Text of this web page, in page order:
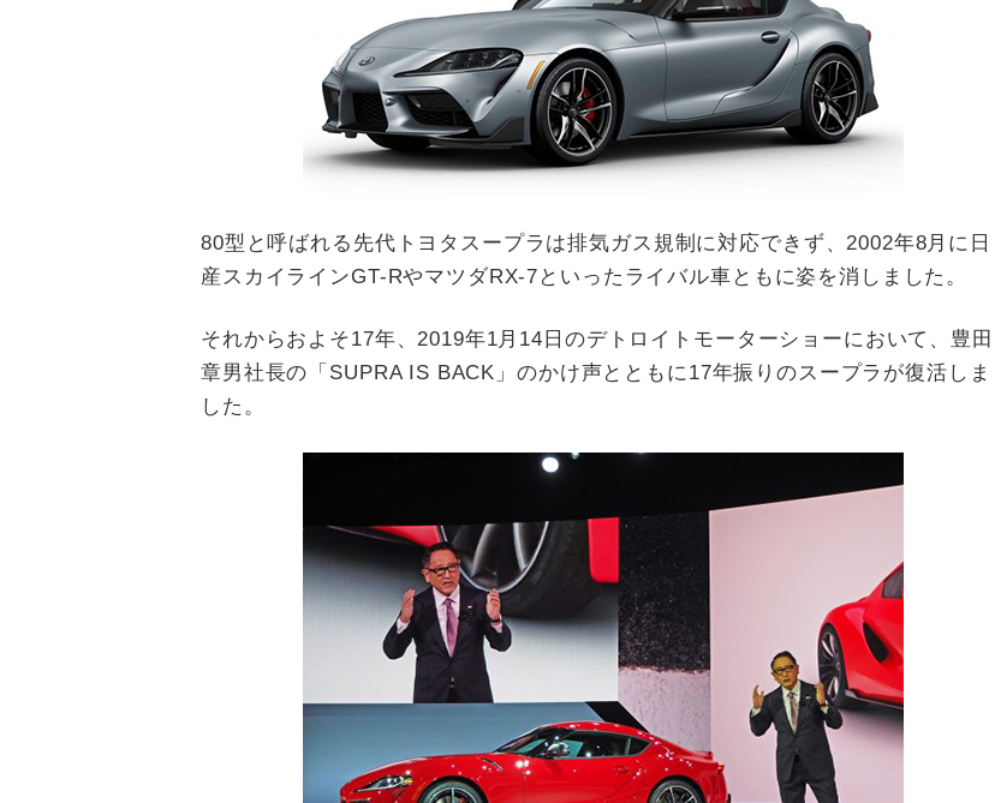
80型と呼ばれる先代トヨタスープラは排気ガス規制に対応できず、2002年8月に日
産スカイラインGT-RやマツダRX-7といったライバル車ともに姿を消しました。
それからおよそ17年、2019年1月14日のデトロイトモーターショーにおいて、豊田
章男社長の「SUPRA IS BACK」のかけ声とともに17年振りのスープラが復活しま
した。